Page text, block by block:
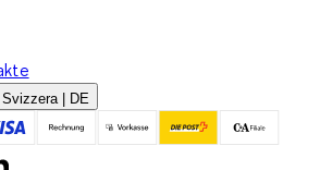
| DE